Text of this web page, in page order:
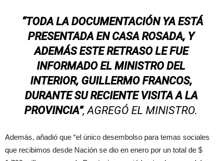
“TODA LA DOCUMENTACIÓN YA ESTÁ
PRESENTADA EN CASA ROSADA, Y
ADEMÁS ESTE RETRASO LE FUE
INFORMADO EL MINISTRO DEL
INTERIOR, GUILLERMO FRANCOS,
DURANTE SU RECIENTE VISITA A LA
PROVINCIA”, AGREGÓ EL MINISTRO.
Además, añadió que “el único desembolso para temas sociales
que recibimos desde Nación se dio en enero por un total de $